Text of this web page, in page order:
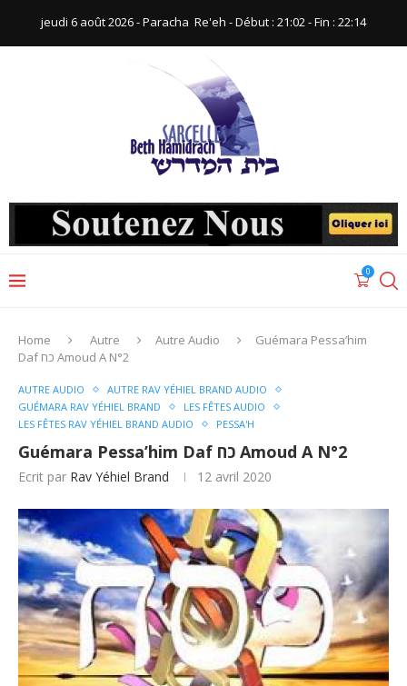
jeudi 6 août 2026 - Paracha ‪ Re'eh‬ - Début : 21:02‬ - Fin : ‪22:14‬
0
Home Autre Autre Audio
Guémara Pessa’him
Daf כח Amoud A N°2
AUTRE AUDIO
AUTRE RAV YÉHIEL BRAND AUDIO
GUÉMARA RAV YÉHIEL BRAND
LES FÊTES AUDIO
LES FÊTES RAV YÉHIEL BRAND AUDIO
PESSA'H
Guémara Pessa’him Daf כח Amoud A N°2
Ecrit par Rav Yéhiel Brand 12 avril 2020